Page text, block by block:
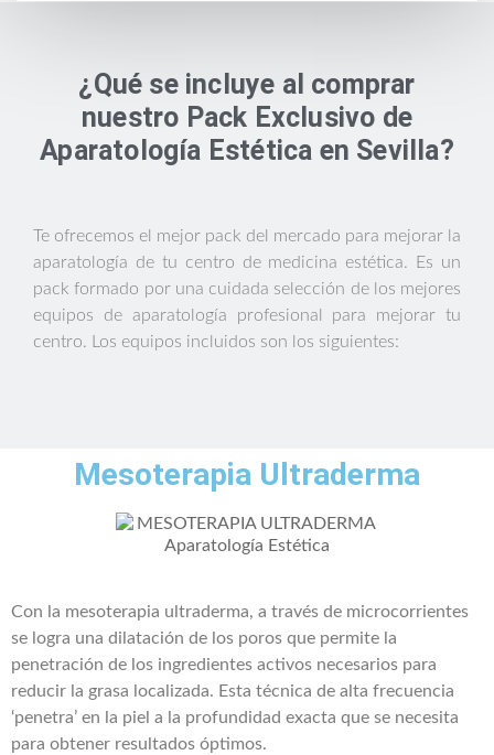
¿Qué se incluye al comprar
nuestro Pack Exclusivo de
Aparatología Estética en Sevilla?
Te ofrecemos el mejor pack del mercado para mejorar la
aparatología de tu centro de medicina estética. Es un
pack formado por una cuidada selección de los mejores
equipos de aparatología profesional para mejorar tu
centro. Los equipos incluidos son los siguientes:
Mesoterapia Ultraderma
Con la mesoterapia ultraderma, a través de microcorrientes
se logra una dilatación de los poros que permite la
penetración de los ingredientes activos necesarios para
reducir la grasa localizada. Esta técnica de alta frecuencia
‘penetra’ en la piel a la profundidad exacta que se necesita
para obtener resultados óptimos.